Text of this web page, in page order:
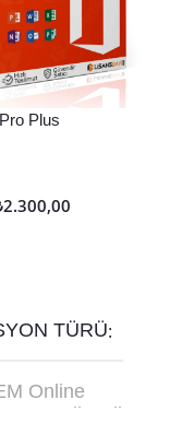
Plus
2.300,00
TÜRÜ
Online
Retail Online